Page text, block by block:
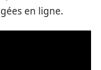
en ligne.